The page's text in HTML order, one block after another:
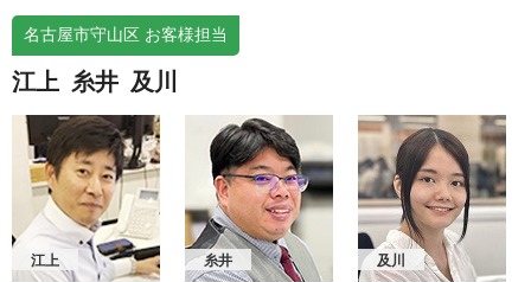
名古屋市守山区 お客様担当
江上 糸井 及川
江上 糸井 及川